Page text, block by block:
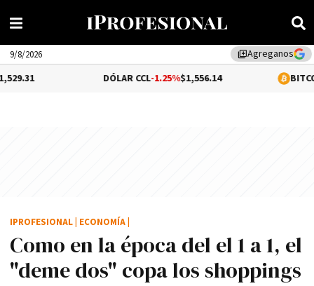
library_addAgreganos
9/8/2026
-1.25%$1,556.14 0.31%
Como en la época del el 1 a 1, el
"deme dos" copa los shoppings
IPROFESIONAL ECONOMÍA